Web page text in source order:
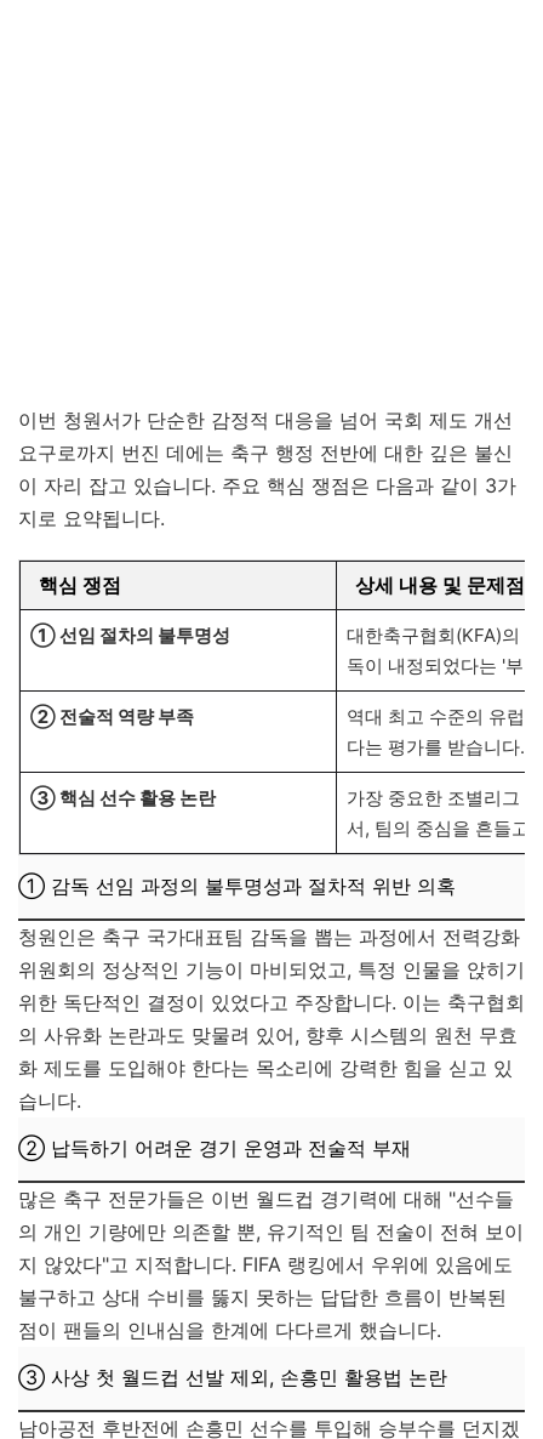
이번 청원서가 단순한 감정적 대응을 넘어 국회 제도 개선
요구로까지 번진 데에는 축구 행정 전반에 대한 깊은 불신
이 자리 잡고 있습니다. 주요 핵심 쟁점은 다음과 같이 3가
지로 요약됩니다.
핵심 쟁점 상세 내용 및 문제점
① 선임 절차의 불투명성
대한축구협회(KFA)의
독이 내정되었다는 '부
② 전술적 역량 부족
역대 최고 수준의 유럽
다는 평가를 받습니다.
③ 핵심 선수 활용 논란
가장 중요한 조별리그
서, 팀의 중심을 흔들고
① 감독 선임 과정의 불투명성과 절차적 위반 의혹
청원인은 축구 국가대표팀 감독을 뽑는 과정에서 전력강화
위원회의 정상적인 기능이 마비되었고, 특정 인물을 앉히기
위한 독단적인 결정이 있었다고 주장합니다. 이는 축구협회
의 사유화 논란과도 맞물려 있어, 향후 시스템의 원천 무효
화 제도를 도입해야 한다는 목소리에 강력한 힘을 싣고 있
습니다.
② 납득하기 어려운 경기 운영과 전술적 부재
많은 축구 전문가들은 이번 월드컵 경기력에 대해 "선수들
의 개인 기량에만 의존할 뿐, 유기적인 팀 전술이 전혀 보이
지 않았다"고 지적합니다. FIFA 랭킹에서 우위에 있음에도
불구하고 상대 수비를 뚫지 못하는 답답한 흐름이 반복된
점이 팬들의 인내심을 한계에 다다르게 했습니다.
③ 사상 첫 월드컵 선발 제외, 손흥민 활용법 논란
남아공전 후반전에 손흥민 선수를 투입해 승부수를 던지겠